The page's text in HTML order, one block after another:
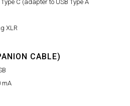
C (adapter to USB Type A
XLR
CABLE)
mA